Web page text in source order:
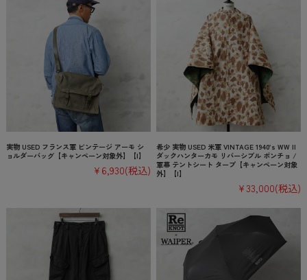
実物 USED フランス軍 ビンテージ アーモ シ
ョルダーバッグ【キャンペーン対象外】【I】
¥6,930(税込)
希少 実物 USED 米軍 VINTAGE 1940’s WW II
ダックハンターカモ リバーシブル ポンチョ /
軍幕 テントシート タープ【キャンペーン対象
外】【I】
¥33,000(税込)